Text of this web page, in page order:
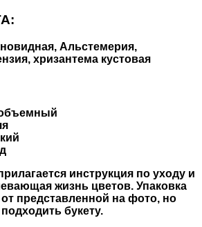
Альстемерия,
хризантема кустовая
инструкция по уходу и
жизнь цветов. Упаковка
представленной на фото, но
букету.